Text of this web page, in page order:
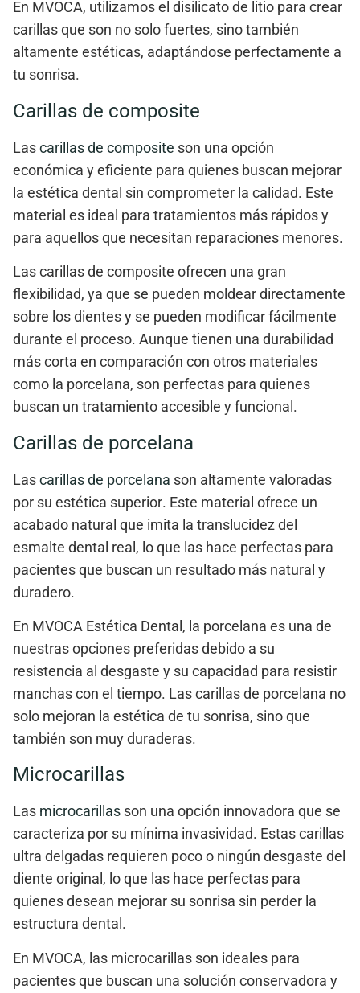
En MVOCA, utilizamos el disilicato de litio para crear
carillas que son no solo fuertes, sino también
altamente estéticas, adaptándose perfectamente a
tu sonrisa.
Carillas de composite
Lascarillas de composite son una opción
económica y eficiente para quienes buscan mejorar
la estética dental sin comprometer la calidad. Este
material es ideal para tratamientos más rápidos y
para aquellos que necesitan reparaciones menores.
Las carillas de composite ofrecen una gran
flexibilidad, ya que se pueden moldear directamente
sobre los dientes y se pueden modificar fácilmente
durante el proceso. Aunque tienen una durabilidad
más corta en comparación con otros materiales
como la porcelana, son perfectas para quienes
buscan un tratamiento accesible y funcional.
Carillas de porcelana
Lascarillas de porcelana son altamente valoradas
por su estética superior. Este material ofrece un
acabado natural que imita la translucidez del
esmalte dental real, lo que las hace perfectas para
pacientes que buscan un resultado más natural y
duradero.
En MVOCA Estética Dental , la porcelana es una de
nuestras opciones preferidas debido a su
resistencia al desgaste y su capacidad para resistir
manchas con el tiempo. Las carillas de porcelana no
solo mejoran la estética de tu sonrisa, sino que
también son muy duraderas.
Microcarillas
Las microcarillas son una opción innovadora que se
caracteriza por su mínima invasividad. Estas carillas
ultra delgadas requieren poco o ningún desgaste del
diente original, lo que las hace perfectas para
quienes desean mejorar su sonrisa sin perder la
estructura dental.
En MVOCA, las microcarillas son ideales para
pacientes que buscan una solución conservadora y